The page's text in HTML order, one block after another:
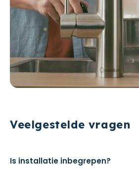
Veelgestelde vragen
Is installatie inbegrepen?